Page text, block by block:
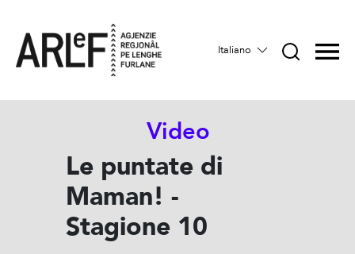
Italiano
Video
Le puntate di
Maman! -
Stagione 10